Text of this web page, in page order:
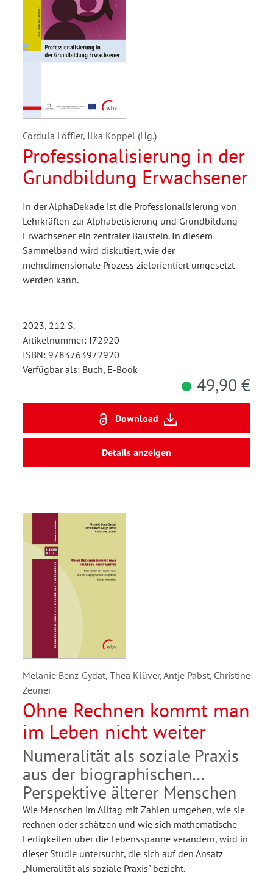
Cordula Löffler, Ilka Koppel (Hg.)
Professionalisierung in der
Grundbildung Erwachsener
In der AlphaDekade ist die Professionalisierung von
Lehrkräften zur Alphabetisierung und Grundbildung
Erwachsener ein zentraler Baustein. In diesem
Sammelband wird diskutiert, wie der
mehrdimensionale Prozess zielorientiert umgesetzt
werden kann.
2023, 212 S.
Artikelnummer: I72920
ISBN: 9783763972920
Verfügbar als: Buch, E-Book
49,90 €
Download
Details anzeigen
Melanie Benz-Gydat, Thea Klüver, Antje Pabst, Christine
Zeuner
Ohne Rechnen kommt man
im Leben nicht weiter
Numeralität als soziale Praxis
aus der biographischen
Perspektive älterer Menschen
Wie Menschen im Alltag mit Zahlen umgehen, wie sie
rechnen oder schätzen und wie sich mathematische
Fertigkeiten über die Lebensspanne verändern, wird in
dieser Studie untersucht, die sich auf den Ansatz
„Numeralität als soziale Praxis" bezieht.